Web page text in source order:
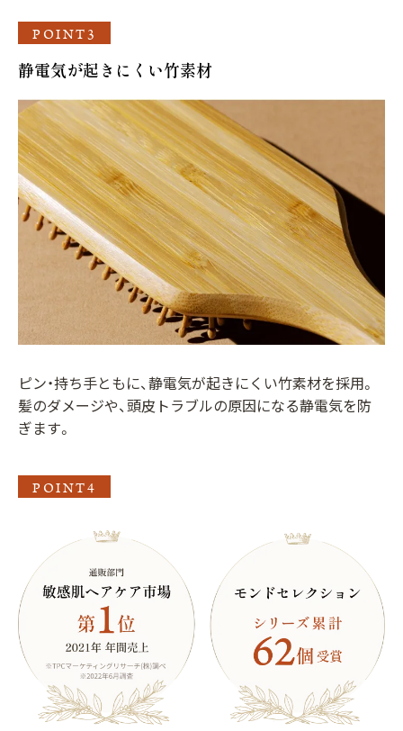
POINT3
静電気が起きにくい竹素材
ピン・持ち手ともに、静電気が起きにくい竹素材を採用。
髪のダメージや、頭皮トラブルの原因になる静電気を防
ぎます。
POINT4